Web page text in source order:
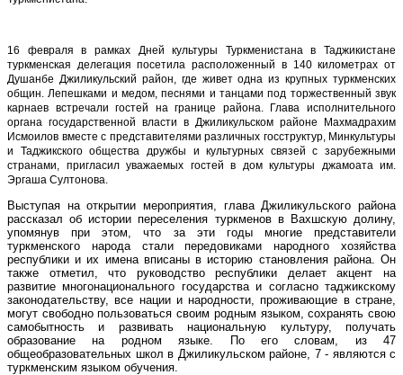
16 февраля в рамках Дней культуры Туркменистана в Таджикистане
туркменская делегация посетила расположенный в 140 километрах от
Душанбе Джиликульский район, где живет одна из крупных туркменских
общин. Лепешками и медом, песнями и танцами под торжественный звук
карнаев встречали гостей на границе района. Глава исполнительного
органа государственной власти в Джиликульском районе Махмадрахим
Исмоилов вместе с представителями различных госструктур, Минкультуры
и Таджикского общества дружбы и культурных связей с зарубежными
странами, пригласил уважаемых гостей в дом культуры джамоата им.
Эргаша Султонова.
Выступая на открытии мероприятия, глава Джиликульского района
рассказал об истории переселения туркменов в Вахшскую долину,
упомянув при этом, что за эти годы многие представители
туркменского народа стали передовиками народного хозяйства
республики и их имена вписаны в историю становления района. Он
также отметил, что руководство республики делает акцент на
развитие многонационального государства и согласно таджикскому
законодательству, все нации и народности, проживающие в стране,
могут свободно пользоваться своим родным языком, сохранять свою
самобытность и развивать национальную культуру, получать
образование на родном языке. По его словам, из 47
общеобразовательных школ в Джиликульском районе, 7 - являются с
туркменским языком обучения.